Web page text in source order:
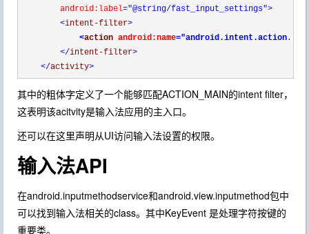
        android:label
="@string/fast_input_settings">
<intent-filter>
<action android:name
</intent-filter>
</activity>
其中的粗体字定义了一个能够匹配ACTION_MAIN的intent filter，
这表明该acitvity是输入法应用的主入口。
还可以在这里声明从UI访问输入法设置的权限。
输入法API
在android.inputmethodservice和android.view.inputmethod包中
可以找到输入法相关的class。其中KeyEvent 是处理字符按键的
重要类。